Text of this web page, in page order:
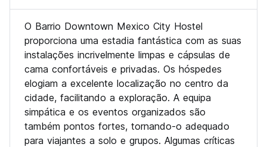
O Barrio Downtown Mexico City Hostel
proporciona uma estadia fantástica com as suas
instalações incrivelmente limpas e cápsulas de
cama confortáveis e privadas. Os hóspedes
elogiam a excelente localização no centro da
cidade, facilitando a exploração. A equipa
simpática e os eventos organizados são
também pontos fortes, tornando-o adequado
para viajantes a solo e grupos. Algumas críticas